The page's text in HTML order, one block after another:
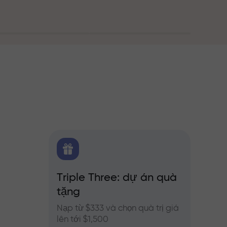
Triple Three: dự án quà
tặng
Nạp từ $333 và chọn quà trị giá
lên tới $1,500